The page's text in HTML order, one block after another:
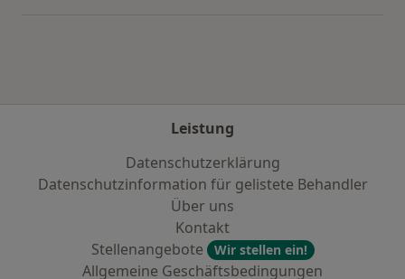
Leistung
Datenschutzerklärung
Datenschutzinformation für gelistete Behandler
Über uns
Kontakt
Stellenangebote
Wir stellen ein!
Allgemeine Geschäftsbedingungen